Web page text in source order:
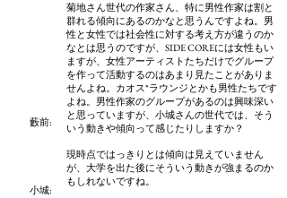
菊地さん世代の作家さん、特に男性作家は割と
群れる傾向にあるのかなと思うんですよね。男
性と女性では社会性に対する考え方が違うのか
なとは思うのですが、SIDE COREには女性もい
ますが、女性アーティストたちだけでグループ
を作って活動するのはあまり見たことがありま
せんよね。カオス*ラウンジとかも男性たちです
よね。男性作家のグループがあるのは興味深い
と思っていますが、小城さんの世代では、そう
いう動きや傾向って感じたりしますか？
現時点ではっきりとは傾向は見えていません
が、大学を出た後にそういう動きが強まるのか
もしれないですね。
藪前:
小城: